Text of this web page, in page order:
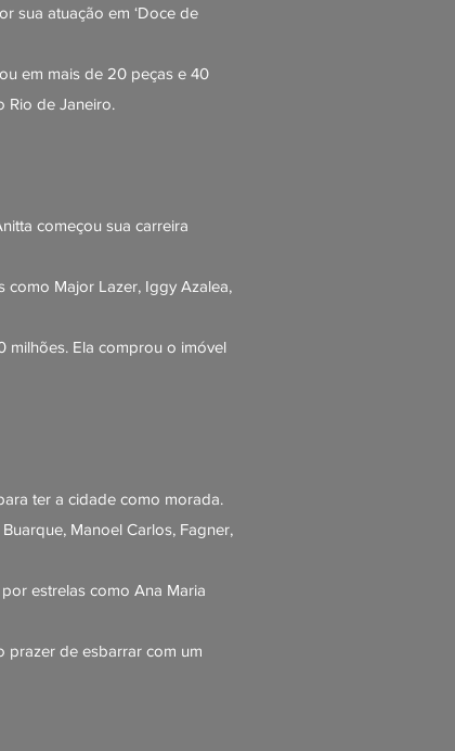
sua atuação em ‘Doce de
em mais de 20 peças e 40
Rio de Janeiro.
começou sua carreira
como Major Lazer, Iggy Azalea,
milhões. Ela comprou o imóvel
ter a cidade como morada.
Manoel Carlos, Fagner,
estrelas como Ana Maria
prazer de esbarrar com um